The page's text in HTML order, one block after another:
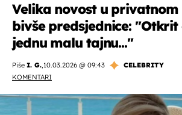
Velika novost u privatnom
bivše predsjednice:
jednu malu tajnu...''
Piše I. G.,10.03.2026 @ 09:43
CELEBRITY
KOMENTARI